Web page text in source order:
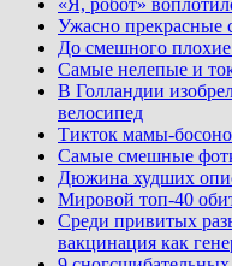
Ужасно прекрасные
До смешного
Самые нелепые и
В Голландии
велосипед
Тикток мамы-
Самые смешные
Дюжина худших
Мировой топ-40
Среди привитых
вакцинация как